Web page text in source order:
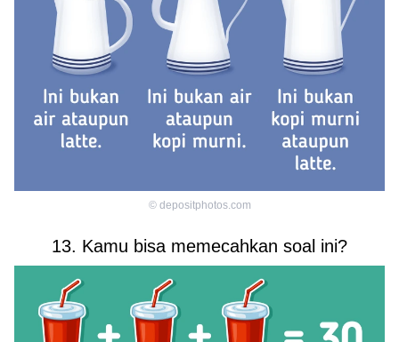
© depositphotos.com
13. Kamu bisa memecahkan soal ini?